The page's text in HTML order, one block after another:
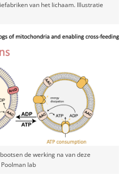
van het lichaam. Illustratie
de werking na van deze
lab